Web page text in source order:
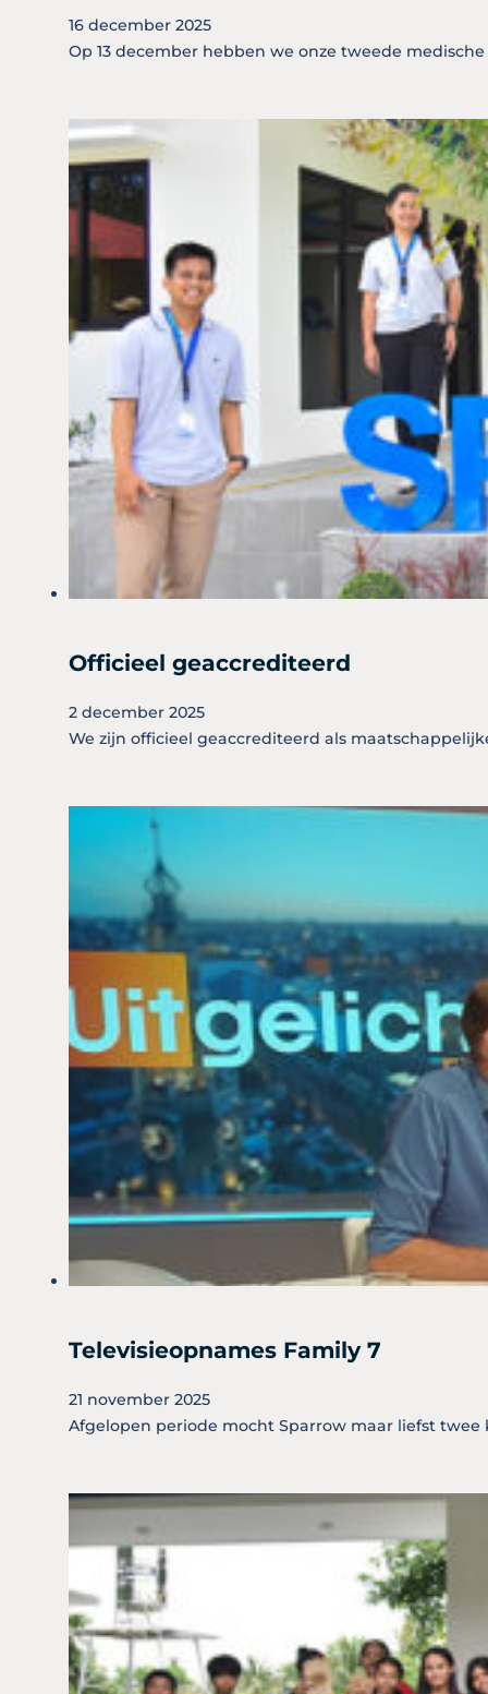
16 december 2025
Op 13 december hebben we onze tweede
Officieel geaccrediteerd
2 december 2025
We zijn officieel geaccrediteerd als
Televisieopnames Family 7
21 november 2025
Afgelopen periode mocht Sparrow maar liefst